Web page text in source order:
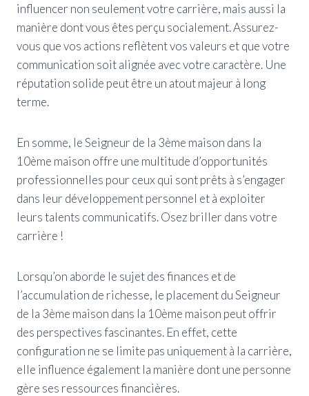
influencer non seulement votre carrière, mais aussi la
manière dont vous êtes perçu socialement. Assurez-
vous que vos actions reflètent vos valeurs et que votre
communication soit alignée avec votre caractère. Une
réputation solide peut être un atout majeur à long
terme.
En somme, le Seigneur de la 3ème maison dans la
10ème maison offre une multitude d’opportunités
professionnelles pour ceux qui sont prêts à s’engager
dans leur développement personnel et à exploiter
leurs talents communicatifs. Osez briller dans votre
carrière !
Lorsqu’on aborde le sujet des finances et de
l’accumulation de richesse, le placement du Seigneur
de la 3ème maison dans la 10ème maison peut offrir
des perspectives fascinantes. En effet, cette
configuration ne se limite pas uniquement à la carrière,
elle influence également la manière dont une personne
gère ses ressources financières.